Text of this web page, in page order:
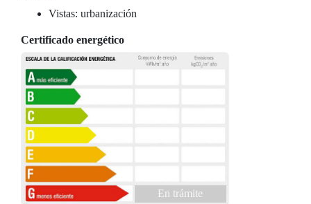
Vistas: urbanización
Certificado energético
En trámite